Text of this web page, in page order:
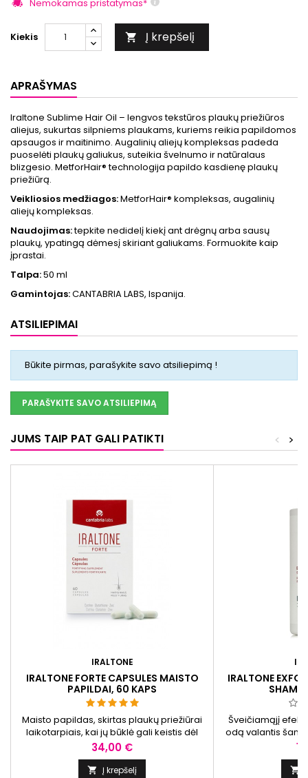
Nemokamas pristatymas*
Kiekis  Į krepšelį
APRAŠYMAS
Iraltone Sublime Hair Oil – lengvos tekstūros plaukų priežiūros
aliejus, sukurtas silpniems plaukams, kuriems reikia papildomos
apsaugos ir maitinimo. Augalinių aliejų kompleksas padeda
puoselėti plaukų galiukus, suteikia švelnumo ir natūralaus
blizgesio. MetforHair® technologija papildo kasdienę plaukų
priežiūrą.
Veikliosios medžiagos:MetforHair® kompleksas, augalinių
aliejų kompleksas.
Naudojimas:tepkite nedidelį kiekį ant drėgnų arba sausų
plaukų, ypatingą dėmesį skiriant galiukams. Formuokite kaip
įprastai.
Talpa:50 ml
Gamintojas:CANTABRIA LABS, Ispanija.
ATSILIEPIMAI
Būkite pirmas, parašykite savo atsiliepimą !
PARAŠYKITE SAVO ATSILIEPIMĄ
JUMS TAIP PAT GALI PATIKTI >
<
IRALTONE
IRALTONE FORTE CAPSULES MAISTO
PAPILDAI, 60 KAPS
Maisto papildas, skirtas plaukų priežiūrai
laikotarpiais, kai jų būklė gali keistis dėl
sezoniškumo. Be glitimo.
Kaina
34,00 €
 Į krepšelį
IRALTONE
Šveičiamąjį
odą valantis
sumažinti sausų
pleiskanų
